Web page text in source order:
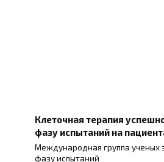
Клеточная терапия
фазу испытаний на
Международная группа ученых
фазу испытаний